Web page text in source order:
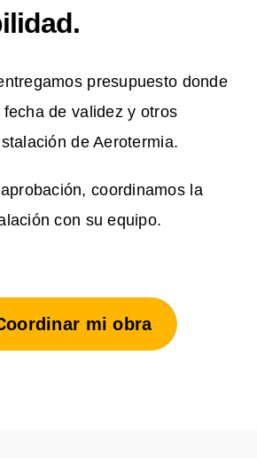
presupuesto donde
de validez y otros
de Aerotermia.
coordinamos la
con su equipo.
mi obra